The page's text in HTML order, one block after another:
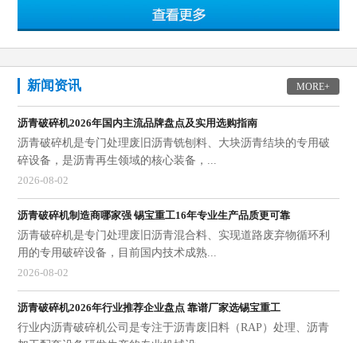
新闻资讯 MORE+
沥青破碎机2026年国内主流品牌盘点及实用选购指南
沥青破碎机是专门处理废旧沥青铣刨料、大块沥青结块的专用破
碎设备，是沥青再生领域的核心装备，...
2026-08-02
沥青破碎机制造商哪家强 锡宝重工16年专业生产品质更可靠
沥青破碎机是专门处理废旧沥青混合料、实现道路废弃物循环利
用的专用破碎设备，目前国内技术成熟...
2026-08-02
沥青破碎机2026年行业推荐企业盘点 靠谱厂家选锡宝重工
行业内沥青破碎机公司是专注于沥青废旧料（RAP）处理、沥青